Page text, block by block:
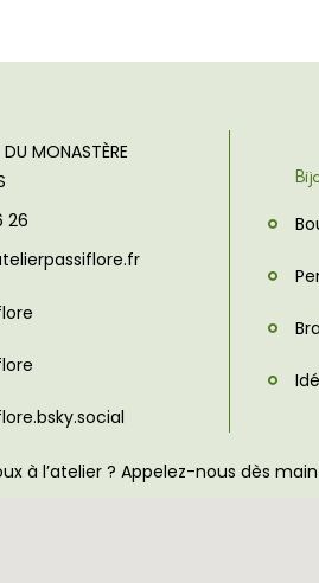
MONASTÈRE
26
à l’atelier ? Appelez-nous dès